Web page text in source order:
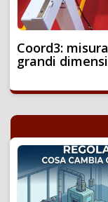
Coord3:
grandi